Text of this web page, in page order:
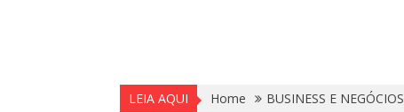
LEIA AQUI Home BUSINESS E NEGÓCIOS